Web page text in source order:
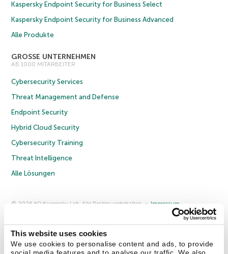
This website uses cookies
We use cookies to personalise content and ads, to provide
Kaspersky Endpoint Security for Business Select
Kaspersky Endpoint Security for Business Advanced
Alle Produkte
GROSSE UNTERNEHMEN
AB 1000 MITARBEITER
Cybersecurity Services
Threat Management and Defense
Endpoint Security
Hybrid Cloud Security
Cybersecurity Training
Threat Intelligence
Alle Lösungen
© 2026 AO Kaspersky Lab. Alle Rechte vorbehalten.
Impressum
Lizenzvereinbarung B2B